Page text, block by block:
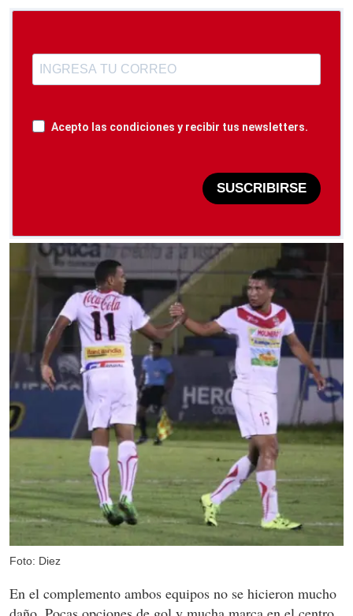
Acepto las condiciones y recibir tus newsletters.
SUSCRIBIRSE
Foto: Diez
En el complemento ambos equipos no se hicieron mucho